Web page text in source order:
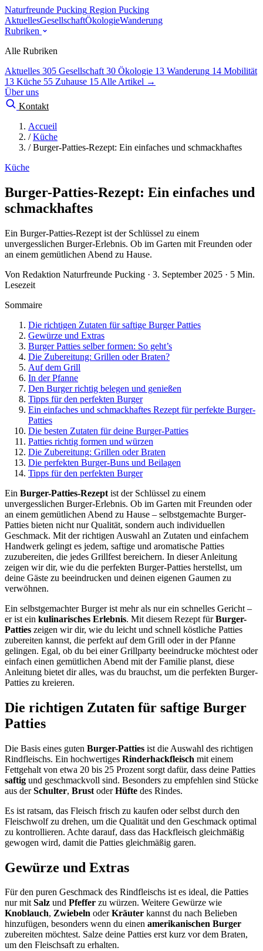
Naturfreunde Pucking Region Pucking
AktuellesGesellschaftÖkologieWanderung
Rubriken
Alle Rubriken
Aktuelles 305 Gesellschaft 30 Ökologie 13 Wanderung 14 Mobilität
13 Küche 55 Zuhause 15 Alle Artikel →
Über uns
Kontakt
Accueil
/ Küche
/ Burger-Patties-Rezept: Ein einfaches und schmackhaftes
Küche
Burger-Patties-Rezept: Ein einfaches und
schmackhaftes
Ein Burger-Patties-Rezept ist der Schlüssel zu einem
unvergesslichen Burger-Erlebnis. Ob im Garten mit Freunden oder
an einem gemütlichen Abend zu Hause.
Von Redaktion Naturfreunde Pucking · 3. September 2025 · 5 Min.
Lesezeit
Sommaire
Die richtigen Zutaten für saftige Burger Patties
Gewürze und Extras
Burger Patties selber formen: So geht’s
Die Zubereitung: Grillen oder Braten?
Auf dem Grill
In der Pfanne
Den Burger richtig belegen und genießen
Tipps für den perfekten Burger
Ein einfaches und schmackhaftes Rezept für perfekte Burger-
Patties
Die besten Zutaten für deine Burger-Patties
Patties richtig formen und würzen
Die Zubereitung: Grillen oder Braten
Die perfekten Burger-Buns und Beilagen
Tipps für den perfekten Burger
Ein Burger-Patties-Rezept ist der Schlüssel zu einem
unvergesslichen Burger-Erlebnis. Ob im Garten mit Freunden oder
an einem gemütlichen Abend zu Hause – selbstgemachte Burger-
Patties bieten nicht nur Qualität, sondern auch individuellen
Geschmack. Mit der richtigen Auswahl an Zutaten und einfachem
Handwerk gelingt es jedem, saftige und aromatische Patties
zuzubereiten, die jedes Grillfest bereichern. In dieser Anleitung
zeigen wir dir, wie du die perfekten Burger-Patties herstellst, um
deine Gäste zu beeindrucken und deinen eigenen Gaumen zu
verwöhnen.
Ein selbstgemachter Burger ist mehr als nur ein schnelles Gericht –
er ist ein kulinarisches Erlebnis. Mit diesem Rezept fürBurger-
Patties zeigen wir dir, wie du leicht und schnell köstliche Patties
zubereiten kannst, die perfekt auf dem Grill oder in der Pfanne
gelingen. Egal, ob du bei einer Grillparty beeindrucke möchtest oder
einfach einen gemütlichen Abend mit der Familie planst, diese
Anleitung bietet dir alles, was du brauchst, um die perfekten Burger-
Patties zu kreieren.
Die richtigen Zutaten für saftige Burger
Patties
Die Basis eines guten Burger-Patties ist die Auswahl des richtigen
Rindfleischs. Ein hochwertiges Rinderhackfleisch mit einem
Fettgehalt von etwa 20 bis 25 Prozent sorgt dafür, dass deine Patties
saftig und geschmackvoll sind. Besonders zu empfehlen sind Stücke
aus derSchulter, Brust oderHüfte des Rindes.
Es ist ratsam, das Fleisch frisch zu kaufen oder selbst durch den
Fleischwolf zu drehen, um die Qualität und den Geschmack optimal
zu kontrollieren. Achte darauf, dass das Hackfleisch gleichmäßig
gewogen wird, damit die Patties gleichmäßig garen.
Gewürze und Extras
Für den puren Geschmack des Rindfleischs ist es ideal, die Patties
nur mitSalz und Pfeffer zu würzen. Weitere Gewürze wie
Knoblauch, Zwiebeln oderKräuter kannst du nach Belieben
hinzufügen, besonders wenn du einen amerikanischen Burger
zubereiten möchtest. Salze deine Patties erst kurz vor dem Braten,
um den Fleischsaft zu erhalten.